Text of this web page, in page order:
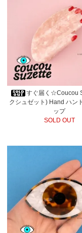
すぐ届く☆Coucou
クシュゼット) Hand ハン
ップ
SOLD OUT